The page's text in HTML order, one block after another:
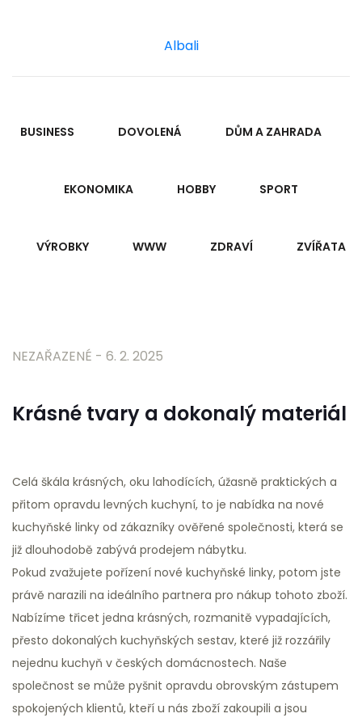
Albali
BUSINESS DOVOLENÁ DŮM A ZAHRADA
EKONOMIKA HOBBY SPORT
VÝROBKY WWW ZDRAVÍ ZVÍŘATA
NEZAŘAZENÉ - 6. 2. 2025
Krásné tvary a dokonalý materiál
Celá škála krásných, oku lahodících, úžasně praktických a
přitom opravdu levných kuchyní, to je nabídka na nové
kuchyňské linky od zákazníky ověřené společnosti, která se
již dlouhodobě zabývá prodejem nábytku.
Pokud zvažujete pořízení nové kuchyňské linky, potom jste
právě narazili na ideálního partnera pro nákup tohoto zboží.
Nabízíme třicet jedna krásných, rozmanitě vypadajících,
přesto dokonalých kuchyňských sestav, které již rozzářily
nejednu kuchyň v českých domácnostech. Naše
společnost se může pyšnit opravdu obrovským zástupem
spokojených klientů, kteří u nás zboží zakoupili a jsou